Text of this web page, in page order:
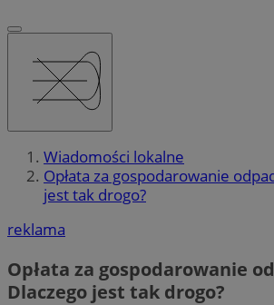
Wiadomości lokalne
Opłata za gospodarowanie
jest tak drogo?
reklama
Opłata za gospodarowanie
Dlaczego jest tak drogo?